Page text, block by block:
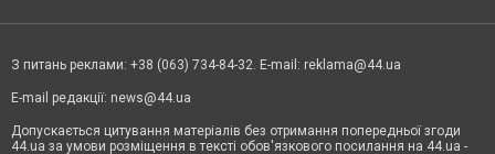
З питань реклами: +38 (063) 734-84-32. E-mail: reklama@44.ua
E-mail редакції: news@44.ua
Допускається цитування матеріалів без отримання попередньої згоди
44.ua за умови розміщення в тексті обов'язкового посилання на 44.ua -